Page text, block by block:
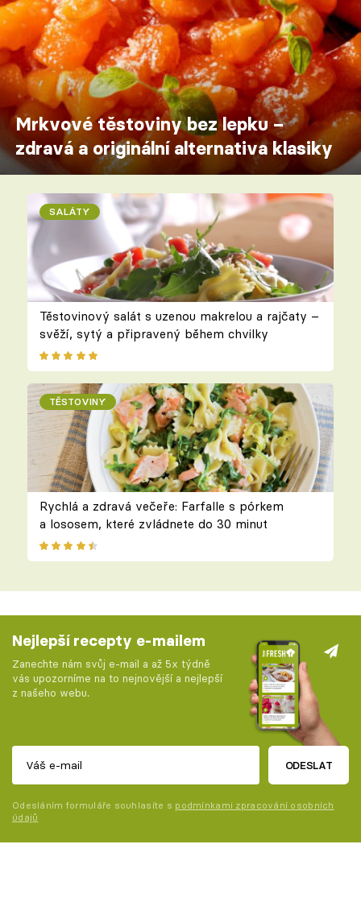
Mrkvové těstoviny bez lepku –
zdravá a originální alternativa klasiky
SALÁTY
Těstovinový salát s uzenou makrelou a rajčaty –
svěží, sytý a připravený během chvilky
TĚSTOVINY
Rychlá a zdravá večeře: Farfalle s pórkem
a lososem, které zvládnete do 30 minut
Nejlepší recepty e-mailem
Zanechte nám svůj e-mail a až 5x týdně
vás upozorníme na to nejnovější a nejlepší
z našeho webu.
ODESLAT
Odesláním formuláře souhlasíte s podmínkami zpracování osobních
údajů